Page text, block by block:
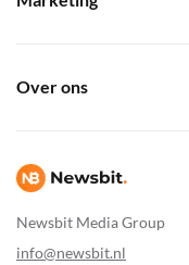
Newsbit Media Group
info@newsbit.nl
Over ons